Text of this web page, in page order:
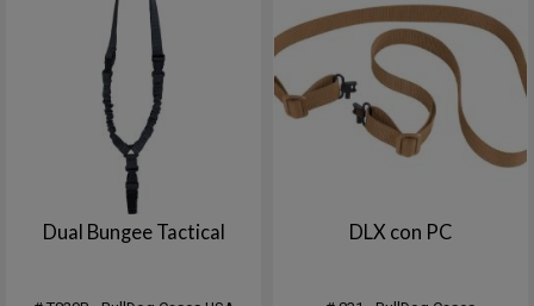
Dual Bungee Tactical DLX con PC